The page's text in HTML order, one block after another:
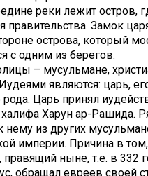
реки лежит остров,
правительства. Замок
острова, который
с одним из берегов.
– мусульмане,
являются: царь,
рода. Царь принял
Харун ар-Рашида.
нему из других
империи. Причина в
правящий ныне, т.е. в 332
обращал евреев своей